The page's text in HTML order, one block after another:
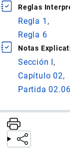
Reglas
Regla 1
Regla 6
Notas
Sección I
Capítulo 02
Partida 02.06